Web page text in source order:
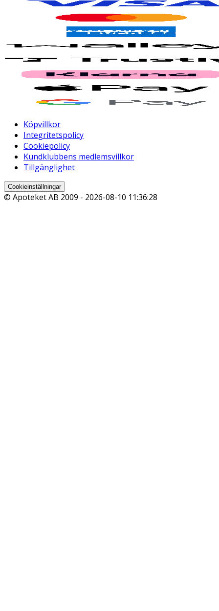
Köpvillkor
Integritetspolicy
Cookiepolicy
Kundklubbens medlemsvillkor
Tillgänglighet
Cookieinställningar
© Apoteket AB 2009 - 2026-08-10 11:36:28